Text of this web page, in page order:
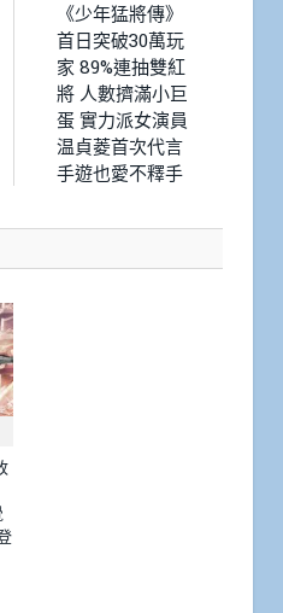
《少年猛將傳》
首日突破30萬玩
家 89%連抽雙紅
將 人數擠滿小巨
蛋 實力派女演員
温貞菱首次代言
手遊也愛不釋手